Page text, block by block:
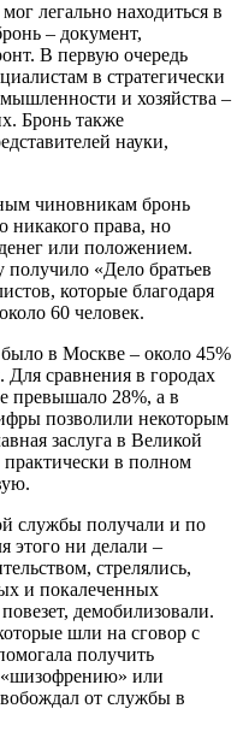
легально находиться в
– документ,
В первую очередь
в стратегически
и хозяйства –
Бронь также
науки,
чиновникам бронь
права, но
или положением.
«Дело братьев
которые благодаря
60 человек.
в Москве – около 45%
сравнения в городах
превышало 28%, а в
позволили некоторым
заслуга в Великой
практически в полном
службы получали и по
этого ни делали –
стрелялись,
и покалеченных
демобилизовали.
шли на сговор с
получить
«шизофрению» или
от службы в